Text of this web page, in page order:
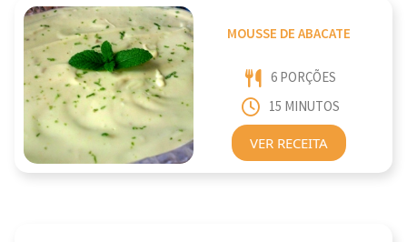
MOUSSE DE ABACATE
6 PORÇÕES
15 MINUTOS
VER RECEITA